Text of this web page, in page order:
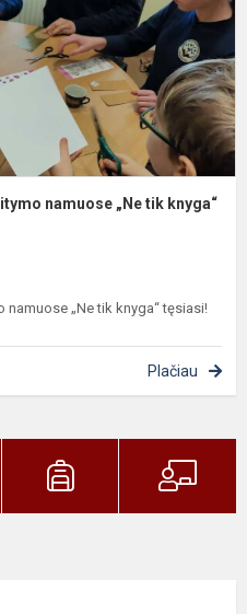
namuose „Ne tik knyga“
„Ne tik knyga“ tęsiasi!
Plačiau